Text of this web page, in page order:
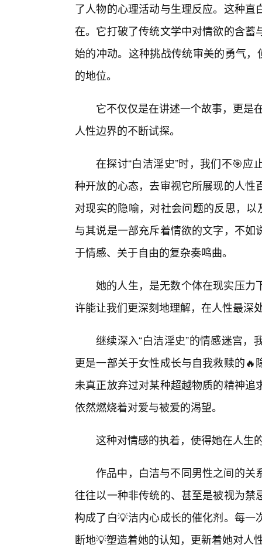
了人物的心理活动与生理反应。这种
在。它打破了传统文学中对情欲的含
始的冲动。这种挑战传统审美的勇气
的地位。
它不仅仅是在讲述一个故事，更是
人性边界的不断试探。
在探讨“白洁淫史”时，我们不🎯
种开放的心态，去审视它所展现的人
对现实的隐喻，对社会问题的反思，
与其说是一部充斥着情欲的文字，不
于情感、关于自由的复杂奏鸣曲。
她的人生，是无数个体在现实压力
许能让我们更深刻地理解，在人性最深
继续深入“白洁淫史”的情感迷宫
更是一部关于女性成长与自我救赎的
未真正放弃过对某种超越物质的精神
依然燃烧着对爱与被爱的渴望。
这种对情感的执着，使得她在人生
作品中，白洁与不同男性之间的关
往往以一种非传统的、甚至是被视为
构成了白💡洁内心成长的催化剂。每
断地💡塑造着她的认知，更新着她对人